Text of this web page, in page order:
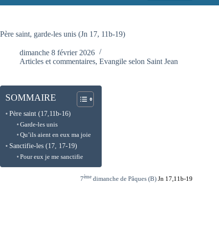
Père saint, garde-les unis (Jn 17, 11b-19)
dimanche 8 février 2026
Articles et commentaires, Evangile selon Saint Jean
SOMMAIRE
Père saint (17,11b-16)
Garde-les unis
Qu’ils aient en eux ma joie
Sanctifie-les (17, 17-19)
Pour eux je me sanctifie
7ème dimanche de Pâques (B) Jn 17,11b-19